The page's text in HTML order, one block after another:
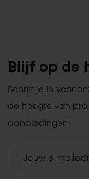
Blijf op de
Schrijf je in voor
de hoogte van
aanbiedingen!